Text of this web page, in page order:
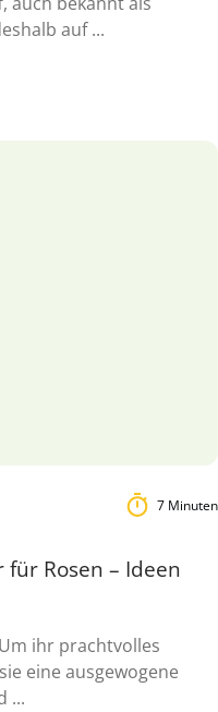
auf ...
7 Minuten
Rosen – Ideen
ihr prachtvolles
eine ausgewogene
...